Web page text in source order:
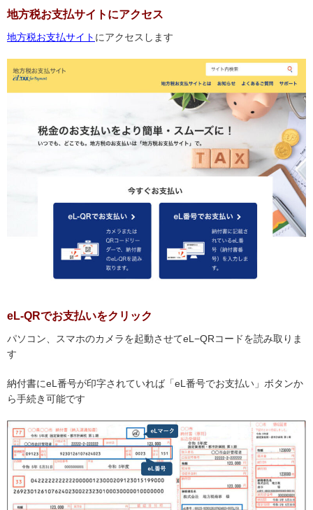
地方税お支払サイトにアクセス
地方税お支払サイト にアクセスします
eL-QRでお支払いをクリック
パソコン、スマホのカメラを起動させてeL−QRコードを読み取りま
す
納付書にeL番号が印字されていれば「eL番号でお支払い」ボタンか
ら手続き可能です